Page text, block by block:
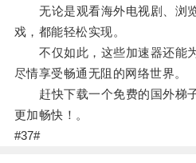
无论是观看海外电视剧、浏
戏，都能轻松实现。
不仅如此，这些加速器还能
尽情享受畅通无阻的网络世界。
赶快下载一个免费的国外梯
更加畅快！。
#37#